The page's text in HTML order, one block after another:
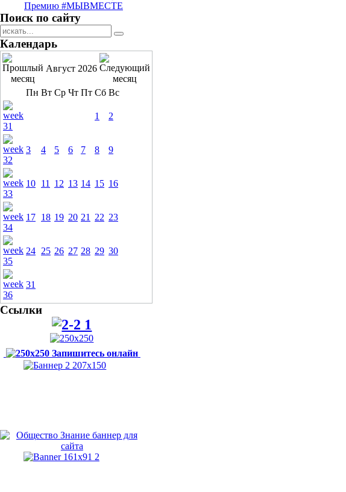
Премию #МЫВМЕСТЕ
Поиск по сайту
Календарь
Август 2026
Пн Вт Ср Чт Пт Сб Вс
1 2
3 4 5 6 7 8 9
10 11 12 13 14 15 16
17 18 19 20 21 22 23
24 25 26 27 28 29 30
31
Ссылки